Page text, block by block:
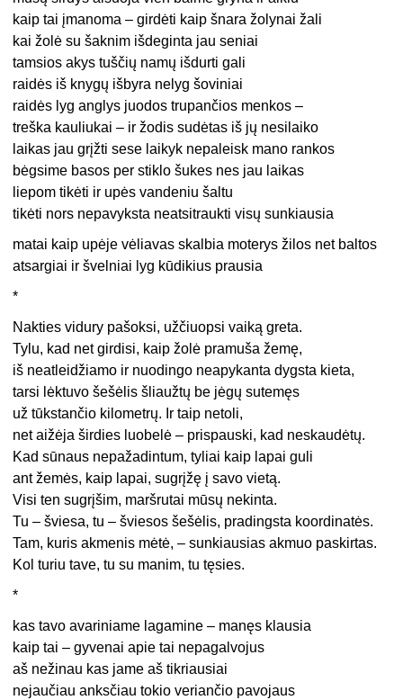
kaip tai įmanoma – girdėti kaip šnara žolynai žali
kai žolė su šaknim išdeginta jau seniai
tamsios akys tuščių namų išdurti gali
raidės iš knygų išbyra nelyg šoviniai
raidės lyg anglys juodos trupančios menkos –
treška kauliukai – ir žodis sudėtas iš jų nesilaiko
laikas jau grįžti sese laikyk nepaleisk mano rankos
bėgsime basos per stiklo šukes nes jau laikas
liepom tikėti ir upės vandeniu šaltu
tikėti nors nepavyksta neatsitraukti visų sunkiausia
matai kaip upėje vėliavas skalbia moterys žilos net baltos
atsargiai ir švelniai lyg kūdikius prausia
*
Nakties vidury pašoksi, užčiuopsi vaiką greta.
Tylu, kad net girdisi, kaip žolė pramuša žemę,
iš neatleidžiamo ir nuodingo neapykanta dygsta kieta,
tarsi lėktuvo šešėlis šliaužtų be jėgų sutemęs
už tūkstančio kilometrų. Ir taip netoli,
net aižėja širdies luobelė – prispauski, kad neskaudėtų.
Kad sūnaus nepažadintum, tyliai kaip lapai guli
ant žemės, kaip lapai, sugrįžę į savo vietą.
Visi ten sugrįšim, maršrutai mūsų nekinta.
Tu – šviesa, tu – šviesos šešėlis, pradingsta koordinatės.
Tam, kuris akmenis mėtė, – sunkiausias akmuo paskirtas.
Kol turiu tave, tu su manim, tu tęsies.
*
kas tavo avariniame lagamine – manęs klausia
kaip tai – gyvenai apie tai nepagalvojus
aš nežinau kas jame aš tikriausiai
nejaučiau anksčiau tokio veriančio pavojaus